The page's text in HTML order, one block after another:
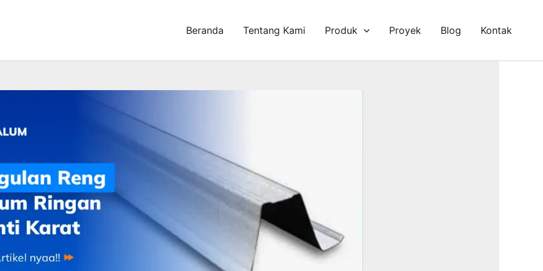
Beranda Tentang Kami Produk Proyek Blog Kontak